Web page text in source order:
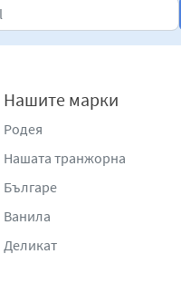
Нашите марки
Родея
Нашата транжорна
Българе
Ванила
Деликат